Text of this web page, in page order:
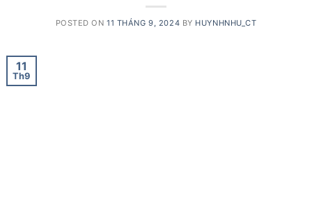
POSTED ON11 THÁNG 9, 2024 BY HUYNHNHU_CT
11
Th9